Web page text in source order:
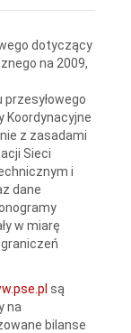
dotyczący
na 2009,
przesyłowego
Koordynacyjne
z zasadami
Sieci
i
dane
w miarę
są
na
bilanse